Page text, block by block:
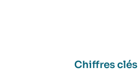
Chiffres clés